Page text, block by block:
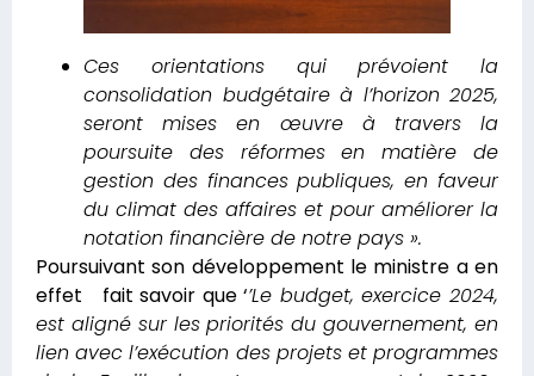
Ces orientations qui prévoient la
consolidation budgétaire à l’horizon 2025,
seront mises en œuvre à travers la
poursuite des réformes en matière de
gestion des finances publiques, en faveur
du climat des affaires et pour améliorer la
notation financière de notre pays ».
Poursuivant son développement le ministre a en
effet fait savoir que ‘’Le budget, exercice 2024,
est aligné sur les priorités du gouvernement, en
lien avec l’exécution des projets et programmes